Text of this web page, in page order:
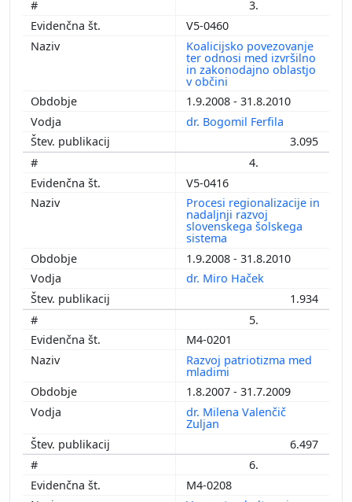
3.
V5-0460
Koalicijsko povezovanje
ter odnosi med izvršilno
in zakonodajno oblastjo
v občini
1.9.2008 - 31.8.2010
dr. Bogomil Ferfila
3.095
4.
V5-0416
Procesi regionalizacije in
nadaljnji razvoj
slovenskega šolskega
sistema
1.9.2008 - 31.8.2010
dr. Miro Haček
1.934
5.
M4-0201
Razvoj patriotizma med
mladimi
1.8.2007 - 31.7.2009
dr. Milena Valenčič
Zuljan
6.497
6.
M4-0208